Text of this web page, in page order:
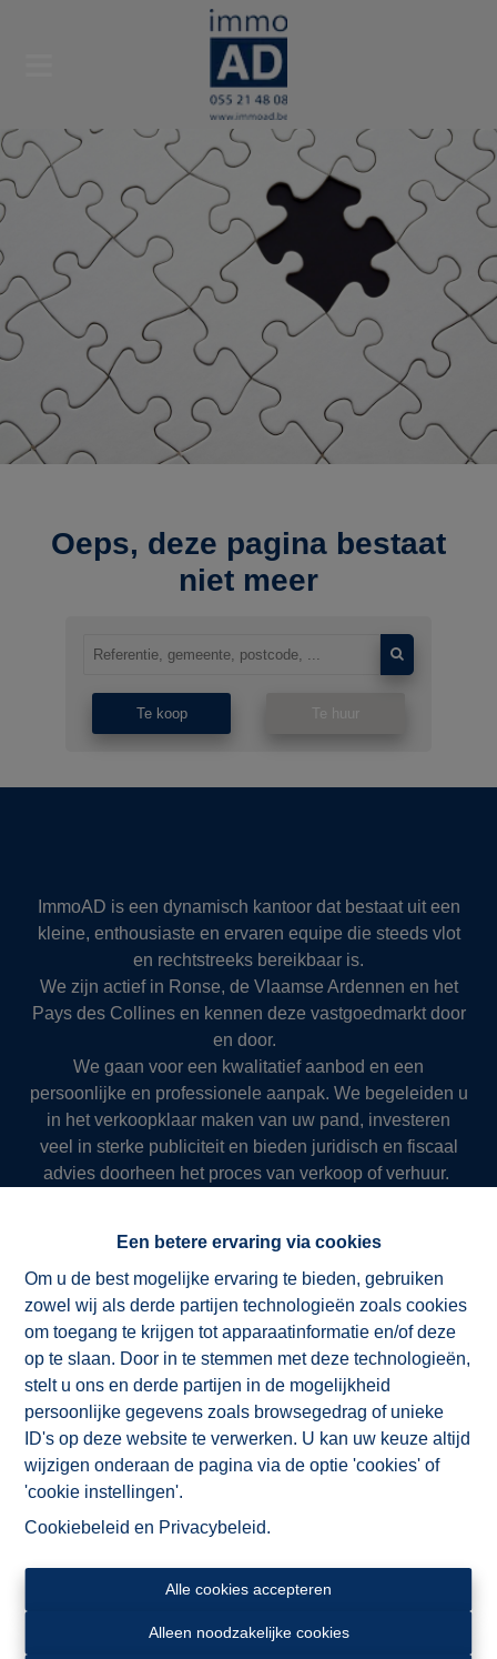
Een betere ervaring via cookies
Om u de best mogelijke ervaring te bieden, gebruiken
zowel wij als derde partijen technologieën zoals cookies
om toegang te krijgen tot apparaatinformatie en/of deze
op te slaan. Door in te stemmen met deze technologieën,
stelt u ons en derde partijen in de mogelijkheid
persoonlijke gegevens zoals browsegedrag of unieke
ID's op deze website te verwerken. U kan uw keuze altijd
wijzigen onderaan de pagina via de optie 'cookies' of
'cookie instellingen'.
Cookiebeleid en Privacybeleid.
Alle cookies accepteren
Alleen noodzakelijke cookies
Oeps, deze pagina bestaat
niet meer
Te koop Te huur
ImmoAD is een dynamisch kantoor dat bestaat uit een
kleine, enthousiaste en ervaren equipe die steeds vlot
en rechtstreeks bereikbaar is.
We zijn actief in Ronse, de Vlaamse Ardennen en het
Pays des Collines en kennen deze vastgoedmarkt door
en door.
We gaan voor een kwalitatief aanbod en een
persoonlijke en professionele aanpak. We begeleiden u
in het verkoopklaar maken van uw pand, investeren
veel in sterke publiciteit en bieden juridisch en fiscaal
advies doorheen het proces van verkoop of verhuur.
NV ImmoAD